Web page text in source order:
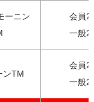
ーニン
会員
一般
ンTM
会員
一般